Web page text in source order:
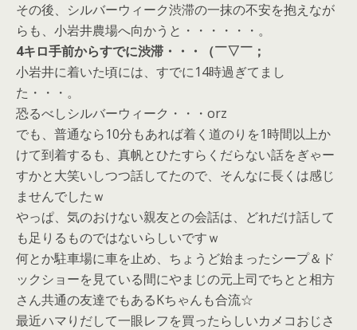
その後、シルバーウィーク渋滞の一抹の不安を抱えなが
らも、小岩井農場へ向かうと・・・・・・。
4キロ手前からすでに渋滞・・・（￣▽￣；
小岩井に着いた頃には、すでに14時過ぎてまし
た・・・。
恐るべしシルバーウィーク・・・orz
でも、普通なら10分もあれば着く道のりを1時間以上か
けて到着するも、真帆とひたすらくだらない話をぎゃー
すかと大笑いしつつ話してたので、そんなに長くは感じ
ませんでしたｗ
やっぱ、気のおけない親友との会話は、どれだけ話して
も足りるものではないらしいですｗ
何とか駐車場に車を止め、ちょうど始まったシープ＆ド
ックショーを見ている間にやまじの元上司でちとと相方
さん共通の友達でもあるKちゃんも合流☆
最近ハマりだして一眼レフを買ったらしいカメコおじさ